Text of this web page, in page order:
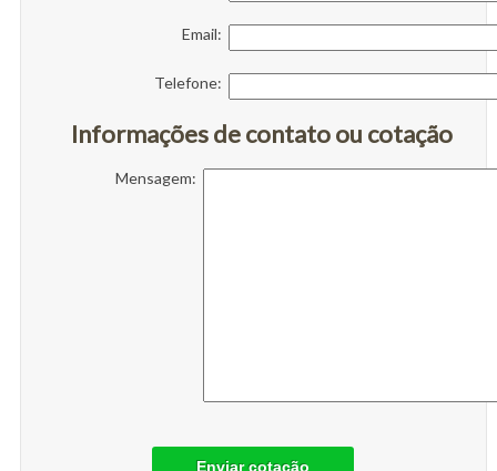
Email:
Telefone:
Informações de contato ou cotação
Mensagem:
Enviar cotação